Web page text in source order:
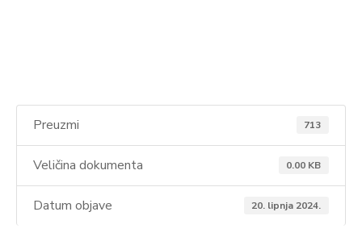
Preuzmi 713
Veličina dokumenta 0.00 KB
Datum objave 20. lipnja 2024.